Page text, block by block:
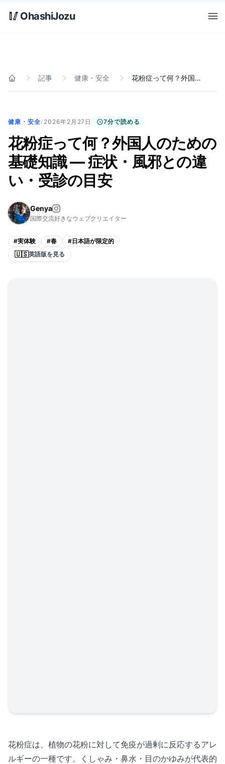
Skip to main content
🥢 OhashiJozu
ホーム 記事 健康・安全 花粉症って何？外国人のための基礎知識 — 症状・風邪との違い・受診の目安
健康・安全/ 2026年2月27日 7分で読める
花粉症って何？外国人のための
基礎知識 — 症状・風邪との違
い・受診の目安
Genya
国際交流好きなウェブクリエイター
#実体験 #春 #日本語が限定的
🇺🇸英語版を見る
花粉症は、植物の花粉に対して免疫が過剰に反応するアレ
ルギーの一種です。くしゃみ・鼻水・目のかゆみが代表的